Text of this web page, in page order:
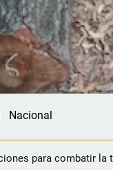
Nacional
para combatir